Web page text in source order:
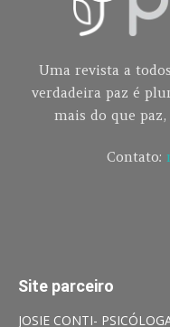
Uma revista a
verdadeira paz é
mais do que paz,
Contato:
Site parceiro
JOSIE CONTI-